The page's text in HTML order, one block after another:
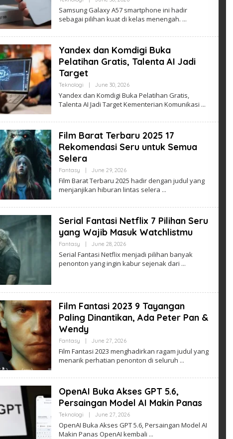
Samsung Galaxy A57 smartphone ini hadir
sebagai pilihan kuat di kelas menengah.
Yandex dan Komdigi Buka
Pelatihan Gratis, Talenta AI Jadi
Target
Teknologi June 30, 2026By
Yandex dan Komdigi Buka Pelatihan Gratis,
Talenta AI Jadi Target Kementerian Komunikasi
Film Barat Terbaru 2025 17
Rekomendasi Seru untuk Semua
Selera
Fantasy June 29, 2026By
Film Barat Terbaru 2025 hadir dengan judul yang
menjanjikan hiburan lintas selera
Serial Fantasi Netflix 7 Pilihan Seru
yang Wajib Masuk Watchlistmu
Fantasy June 28, 2026By
Serial Fantasi Netflix menjadi pilihan banyak
penonton yang ingin kabur sejenak dari
Film Fantasi 2023 9 Tayangan
Paling Dinantikan, Ada Peter Pan &
Wendy
Fantasy June 27, 2026By
Film Fantasi 2023 menghadirkan ragam judul yang
menarik perhatian penonton di seluruh
OpenAI Buka Akses GPT 5.6,
Persaingan Model AI Makin Panas
Teknologi June 27, 2026By
OpenAI Buka Akses GPT 5.6, Persaingan Model AI
Makin Panas OpenAI kembali